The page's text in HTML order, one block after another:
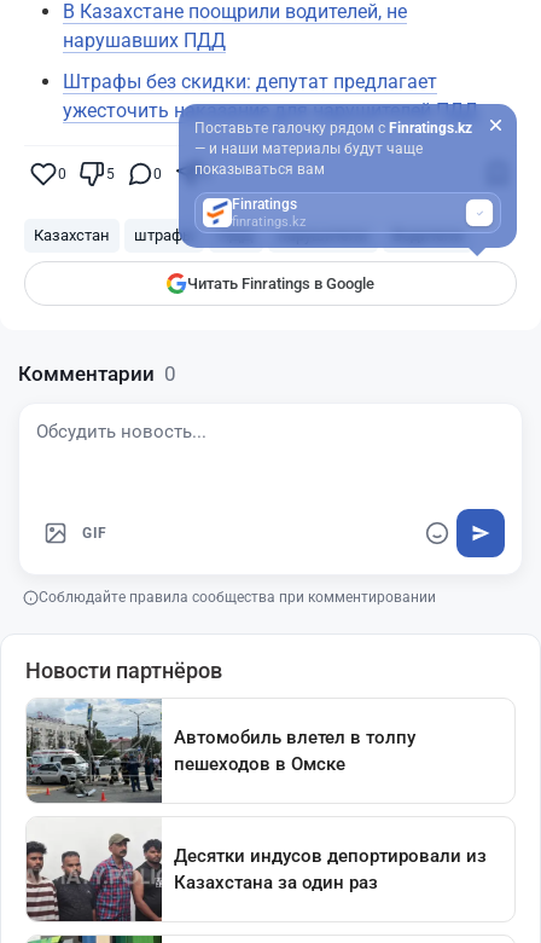
В Казахстане поощрили водителей, не
нарушавших ПДД
Штрафы без скидки: депутат предлагает
ужесточить наказание для нарушителей ПДД
0 5 0 0
Казахстан штрафы ПДД нарушители Водители
Читать Finratings в Google
Поставьте галочку рядом с Finratings.kz
— и наши материалы будут чаще
показываться вам
Finratings
finratings.kz
Комментарии 0
GIF
Соблюдайте правила сообщества при комментировании